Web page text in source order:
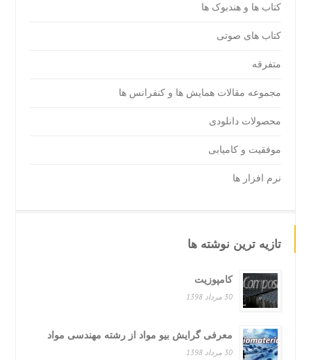
کتاب ها و هندبوک ها
کتاب های صوتی
متفرقه
مجموعه مقالات همایش ها و کنفرانس ها
محصولات دانلودی
موفقیت و کامیابی
نرم افزار ها
تازیه ترین نوشته ها
کامپوزیت
30 مرداد 1398
معرفی گرایش بیو مواد از رشته مهندسی مواد
30 مرداد 1398